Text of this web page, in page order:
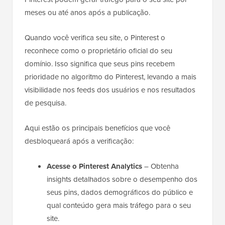
meses ou até anos após a publicação.
Quando você verifica seu site, o Pinterest o
reconhece como o proprietário oficial do seu
domínio. Isso significa que seus pins recebem
prioridade no algoritmo do Pinterest, levando a mais
visibilidade nos feeds dos usuários e nos resultados
de pesquisa.
Aqui estão os principais benefícios que você
desbloqueará após a verificação:
Acesse o Pinterest Analytics– Obtenha
insights detalhados sobre o desempenho dos
seus pins, dados demográficos do público e
qual conteúdo gera mais tráfego para o seu
site.